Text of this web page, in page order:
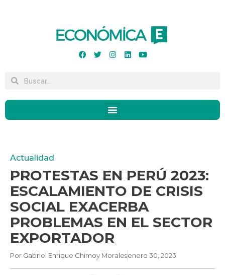
Actualidad
PROTESTAS EN PERÚ 2023:
ESCALAMIENTO DE CRISIS
SOCIAL EXACERBA
PROBLEMAS EN EL SECTOR
EXPORTADOR
Por Gabriel Enrique Chimoy Moralesenero 30, 2023